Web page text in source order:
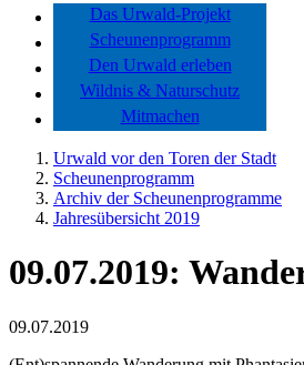
Das Urwald-Projekt
Scheunenprogramm
Den Urwald erleben
Wildnis & Naturschutz
Mitmachen
Urwald vor den Toren der Stadt
Scheunenprogramm
Archiv der Scheunenprogramme
Jahresübersicht 2019
09.07.2019:
09.07.2019